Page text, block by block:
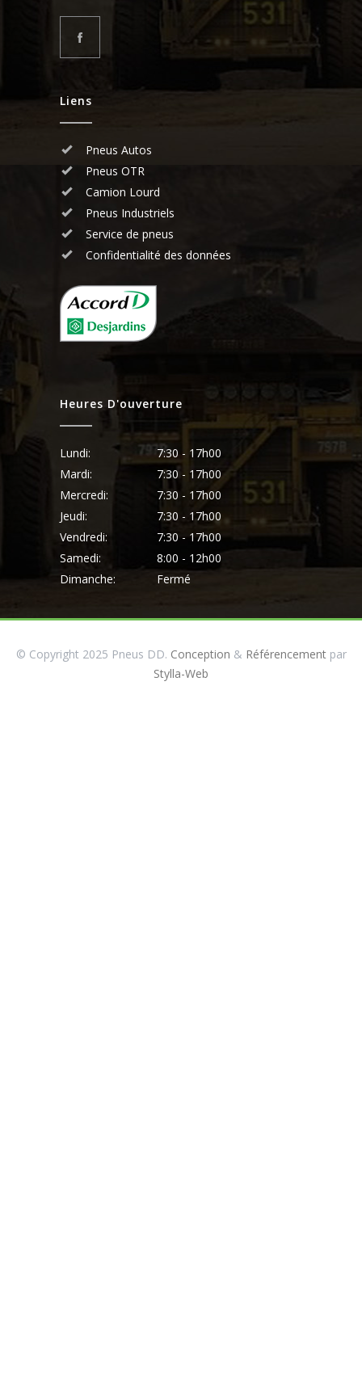
Liens
Pneus Autos
Pneus OTR
Camion Lourd
Pneus Industriels
Service de pneus
Confidentialité des données
Heures D'ouverture
Lundi:
7:30 - 17h00
Mardi:
7:30 - 17h00
Mercredi:
7:30 - 17h00
Jeudi:
7:30 - 17h00
Vendredi:
7:30 - 17h00
Samedi:
8:00 - 12h00
Dimanche:
Fermé
© Copyright 2025 Pneus DD. Conception & Référencementpar
Stylla-Web